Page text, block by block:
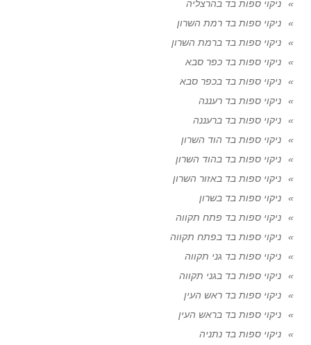
ניקוי ספות בד בהרצליה
ניקוי ספות בד רמת השרון
ניקוי ספות בד ברמת השרון
ניקוי ספות בד כפר סבא
ניקוי ספות בד בכפר סבא
ניקוי ספות בד רעננה
ניקוי ספות בד ברעננה
ניקוי ספות בד הוד השרון
ניקוי ספות בד בהוד השרון
ניקוי ספות בד באזור השרון
ניקוי ספות בד בשרון
ניקוי ספות בד פתח תקווה
ניקוי ספות בד בפתח תקווה
ניקוי ספות בד גני תקווה
ניקוי ספות בד בגני תקווה
ניקוי ספות בד ראש העין
ניקוי ספות בד בראש העין
ניקוי ספות בד נתניה